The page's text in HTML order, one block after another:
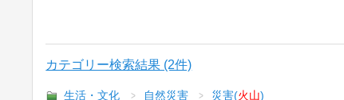
カテゴリー検索結果 (2件)
生活・文化 自然災害 災害(火山)